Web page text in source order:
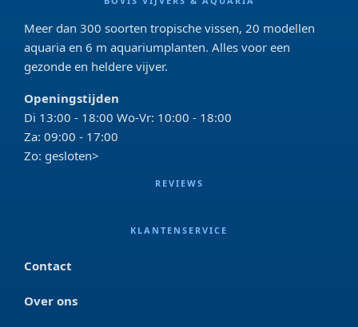
Meer dan 300 soorten tropische vissen, 20 modellen
aquaria en 6 m aquariumplanten. Alles voor een
gezonde en heldere vijver.
Openingstijden
Di 13:00 - 18:00 Wo-Vr: 10:00 - 18:00
Za: 09:00 - 17:00
Zo: gesloten>
REVIEWS
KLANTENSERVICE
Contact
Over ons